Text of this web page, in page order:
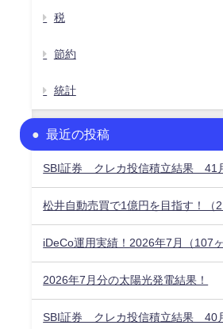
税
節約
統計
最近の投稿
SBI証券 クレカ投信積立結果 41
松井自動売買で1億円を目指す！（2
iDeCo運用実績！2026年7月（107ヶ
2026年7月分の太陽光発電結果！
SBI証券 クレカ投信積立結果 40